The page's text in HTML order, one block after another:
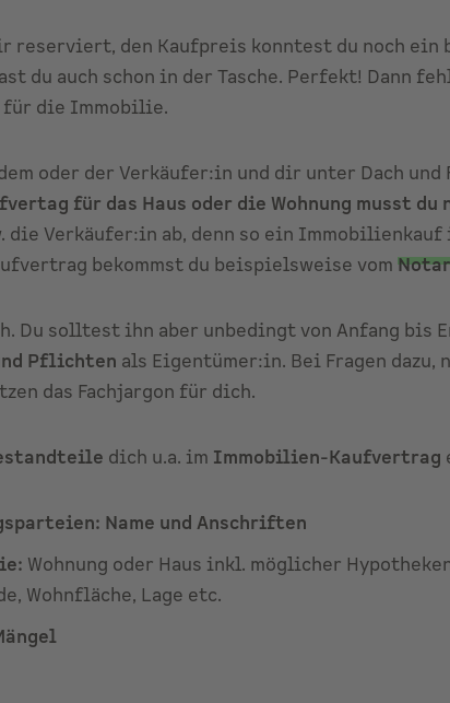
den Kaufpreis konntest du noch ein
du auch schon in der Tasche. Perfekt! Dann
die Immobilie.
oder der Verkäufer:in und dir unter Dach und
für das Haus oder die Wohnung musst
die Verkäufer:in ab, denn so ein
bekommst du beispielsweise vom
Du solltest ihn aber unbedingt von Anfang bis
Pflichten als Eigentümer:in. Bei Fragen dazu,
das Fachjargon für dich.
dich u.a. im Immobilien-Kaufvertrag
Name und Anschriften
Wohnung oder Haus inkl. möglicher
Wohnfläche, Lage etc.